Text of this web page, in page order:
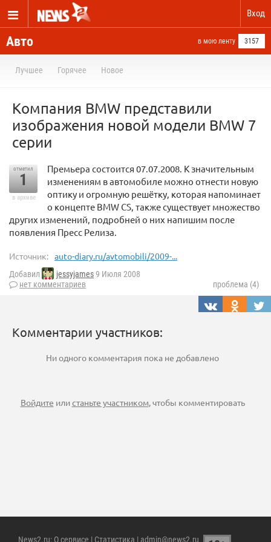
Вход
Авто в мою ленту 3157
Лучшее Горячее Новое
Компания BMW представили
изображения новой модели BMW 7
серии
отметил
1
в архиве
Премьера состоится 07.07.2008. К значительным
изменениям в автомобиле можно отнести новую
оптику и огромную решётку, которая напоминает
о концепте BMW CS, также существует множество
других изменений, подробней о них напишим после
появления Пресс Релиза.
Источник: auto-diary.ru/avtomobili/2009-...
Добавил jessyjames9 Июля 2008
нет комментариев
проблема (4)
Комментарии участников:
Ни одного комментария пока не добавлено
Войдите илистаньте участником, чтобы комментировать
News2.ru: О сервисе | Статистика | admin@news2.ru